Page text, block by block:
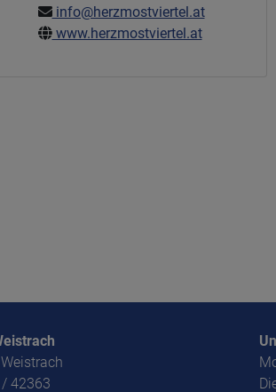
info@herzmostviertel.at
www.herzmostviertel.at
42363